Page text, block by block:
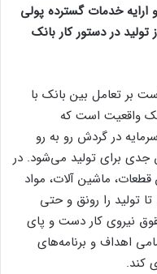
ارایه خدمات گسترده پولی
در دستور کار بانک
بر تعامل بین بانک با
واقعیت است که
در گردش رو به رو
جدی برای تولید می‌شود. در
قطعات، ماشین آلات، مواد
تا تولید را رونق و حتی
نیروی کار دست و پای
اهداف و برنامه‌های
کند.